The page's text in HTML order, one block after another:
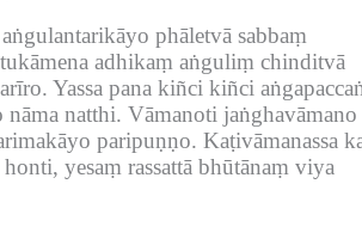
phāletvā sabbaṃ
adhikaṃ aṅguliṃ chinditvā
Yassa pana kiñci kiñci
nāma natthi. Vāmanoti jaṅghavāmano
paripuṇṇo. Kaṭivāmanassa
yesaṃ rassattā bhūtānaṃ viya